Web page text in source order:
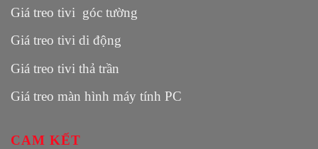
Giá treo tivi góc tường
Giá treo tivi di động
Giá treo tivi thả trần
Giá treo màn hình máy tính PC
CAM KẾT